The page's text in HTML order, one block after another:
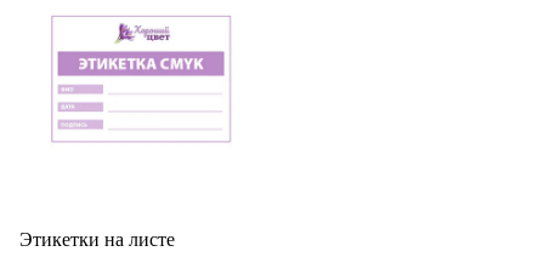
Этикетки на листе